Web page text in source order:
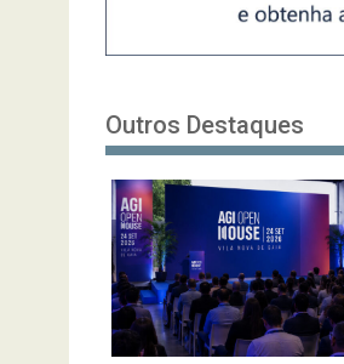
Outros Destaques